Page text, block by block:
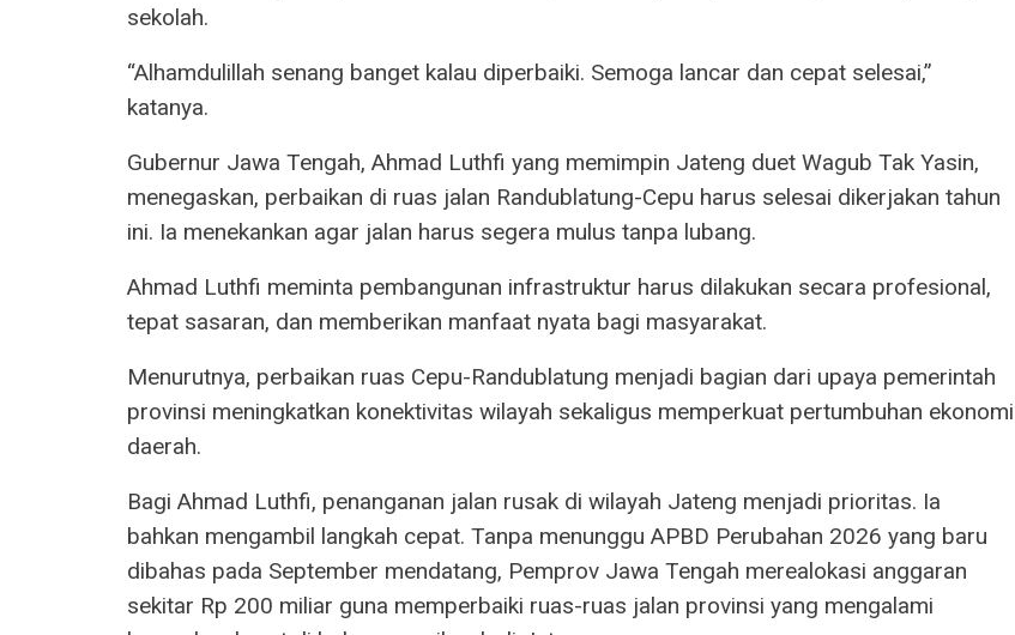
sekolah.
“Alhamdulillah senang banget kalau diperbaiki. Semoga lancar dan cepat selesai,”
katanya.
Gubernur Jawa Tengah, Ahmad Luthfi yang memimpin Jateng duet Wagub Tak Yasin,
menegaskan, perbaikan di ruas jalan Randublatung-Cepu harus selesai dikerjakan tahun
ini. Ia menekankan agar jalan harus segera mulus tanpa lubang.
Ahmad Luthfi meminta pembangunan infrastruktur harus dilakukan secara profesional,
tepat sasaran, dan memberikan manfaat nyata bagi masyarakat.
Menurutnya, perbaikan ruas Cepu-Randublatung menjadi bagian dari upaya pemerintah
provinsi meningkatkan konektivitas wilayah sekaligus memperkuat pertumbuhan ekonomi
daerah.
Bagi Ahmad Luthfi, penanganan jalan rusak di wilayah Jateng menjadi prioritas. Ia
bahkan mengambil langkah cepat. Tanpa menunggu APBD Perubahan 2026 yang baru
dibahas pada September mendatang, Pemprov Jawa Tengah merealokasi anggaran
sekitar Rp 200 miliar guna memperbaiki ruas-ruas jalan provinsi yang mengalami